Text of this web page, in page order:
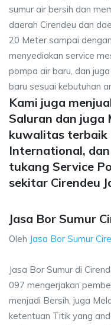
sumur air bersih dan
daerah Cirendeu dan
20 Meter sampai
menyediakan service
pompa air baru, dan
baru sesuai kebutuhan
Kami juga
Saluran dan juga
kuwalitas
International,
tukang Service
sekitar Cirendeu
Jasa Bor Sumur
Oleh Jasa Bor Sumur
Jasa Bor Sumur di
097 mengerjakan
menjadi Bersih, juga
ketentuan Titik yang